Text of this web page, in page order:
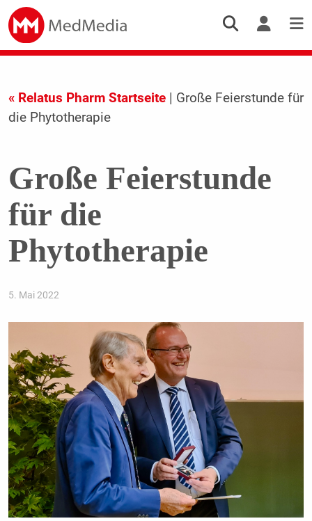
« Relatus Pharm Startseite| Große Feierstunde für
die Phytotherapie
Große Feierstunde
für die
Phytotherapie
5. Mai 2022